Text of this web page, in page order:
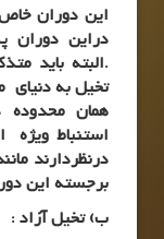
این دوران
دراین دوران
.البته باید
تخیل به دنیای
همان محدوده
استنباط ویژه
درنظردارند
برجسته این
ب) تخیل آزاد :